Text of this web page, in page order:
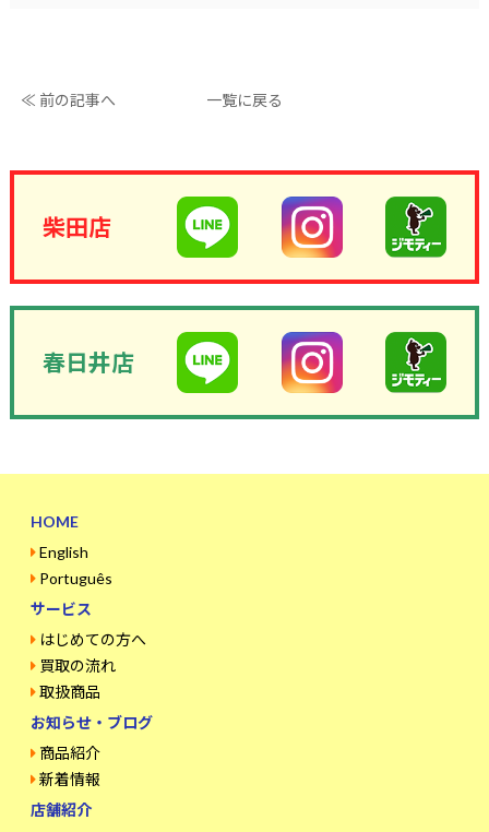
≪ 前の記事へ 一覧に戻る
柴田店
春日井店
HOME
English
Português
サービス
はじめての方へ
買取の流れ
取扱商品
お知らせ・ブログ
商品紹介
新着情報
店舗紹介